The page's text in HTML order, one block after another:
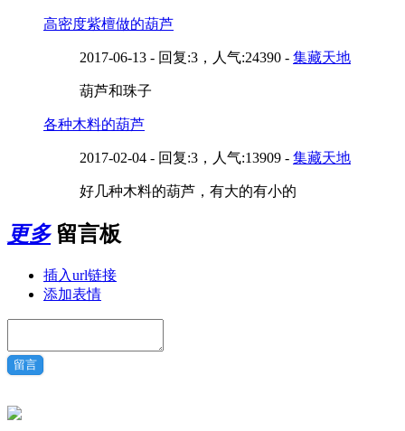
高密度紫檀做的葫芦
2017-06-13 - 回复:3，人气:24390 - 集藏天地
葫芦和珠子
各种木料的葫芦
2017-02-04 - 回复:3，人气:13909 - 集藏天地
好几种木料的葫芦，有大的有小的
更多 留言板
插入url链接
添加表情
留言